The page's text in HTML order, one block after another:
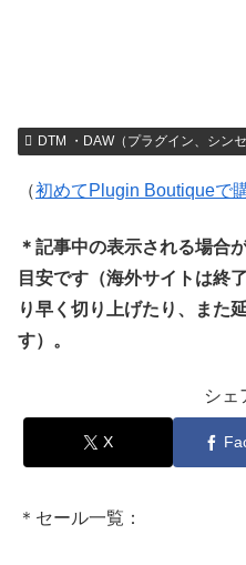
DTM ・DAW（プラグイン、シン
（初めてPlugin Boutiqueで
＊記事中の表示される場合
目安です（海外サイトは終
り早く切り上げたり、また
す）。
シェ
X
＊セール一覧：